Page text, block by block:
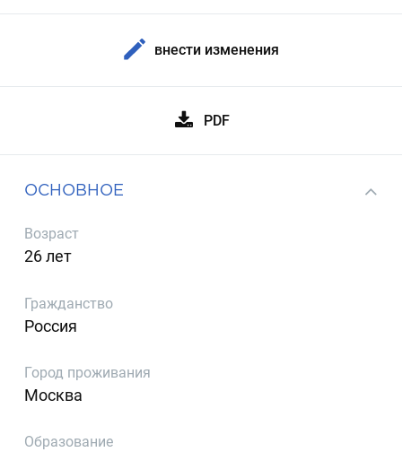
внести изменения
PDF
ОСНОВНОЕ
Возраст
26 лет
Гражданство
Россия
Город проживания
Москва
Образование